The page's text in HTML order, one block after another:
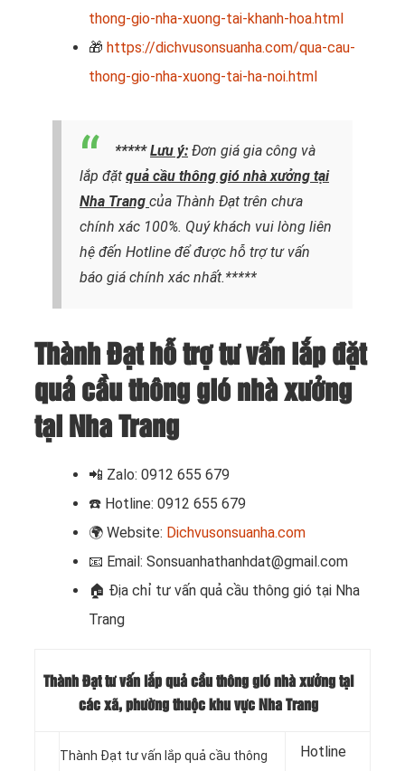
thong-gio-nha-xuong-tai-khanh-hoa.html
🎁 https://dichvusonsuanha.com/qua-cau-
thong-gio-nha-xuong-tai-ha-noi.html
*****Lưu ý: Đơn giá gia công và
lắp đặt quả cầu thông gió nhà xưởng tại
Nha Trang của Thành Đạt trên chưa
chính xác 100%. Quý khách vui lòng liên
hệ đến Hotline để được hỗ trợ tư vấn
báo giá chính xác nhất.*****
Thành Đạt hỗ trợ tư vấn lắp đặt
quả cầu thông gió nhà xưởng
tại Nha Trang
📲 Zalo: 0912 655 679
☎️ Hotline: 0912 655 679
🌍 Website: Dichvusonsuanha.com
📧 Email: Sonsuanhathanhdat@gmail.com
🏠 Địa chỉ tư vấn quả cầu thông gió tại Nha
Trang
Thành Đạt tư vấn lắp quả cầu thông gió nhà xưởng tại
các xã, phường thuộc khu vực Nha Trang
Thành Đạt tư vấn lắp quả cầu thông
Hotline